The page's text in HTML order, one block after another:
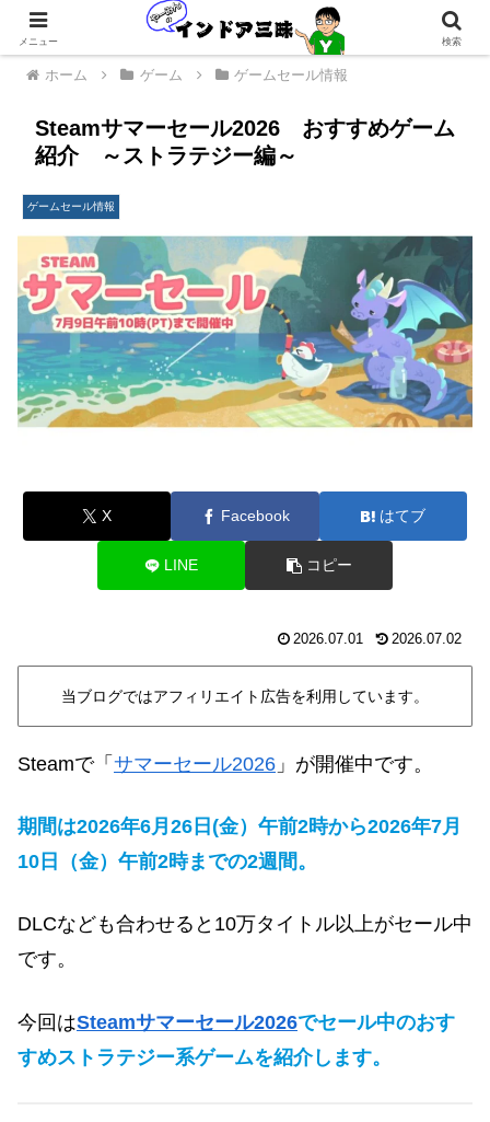
ホーム ゲーム ゲームセール情報
Steamサマーセール2026 おすすめゲーム
紹介 ～ストラテジー編～
ゲームセール情報
X Facebook はてブ
LINE コピー
2026.07.01 2026.07.02
当ブログではアフィリエイト広告を利用しています。
Steamで「 サマーセール2026 」が開催中です。
期間は2026年6月26日(金）午前2時から2026年7月
10日（金）午前2時までの2週間。
DLCなども合わせると10万タイトル以上がセール中
です。
今回はSteamサマーセール2026でセール中のおす
すめストラテジー系ゲームを紹介します。
メニュー 検索